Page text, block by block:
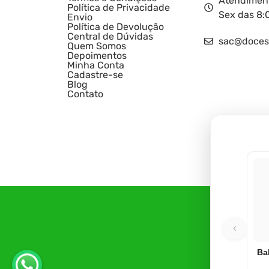
Política de Privacidade
Envio
Política de Devolução
Central de Dúvidas
Quem Somos
Depoimentos
Minha Conta
Cadastre-se
Blog
Contato
Sex das
‹